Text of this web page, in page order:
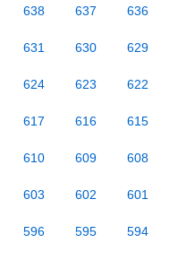
638 637 636
631 630 629
624 623 622
617 616 615
610 609 608
603 602 601
596 595 594